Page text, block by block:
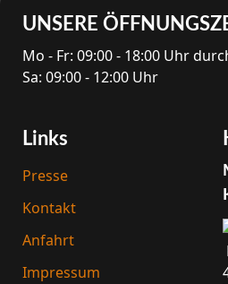
UNSERE
Mo - Fr: 09:00 - 18:00 Uhr
Sa: 09:00 - 12:00 Uhr
Links
Presse
Kontakt
Anfahrt
Impressum